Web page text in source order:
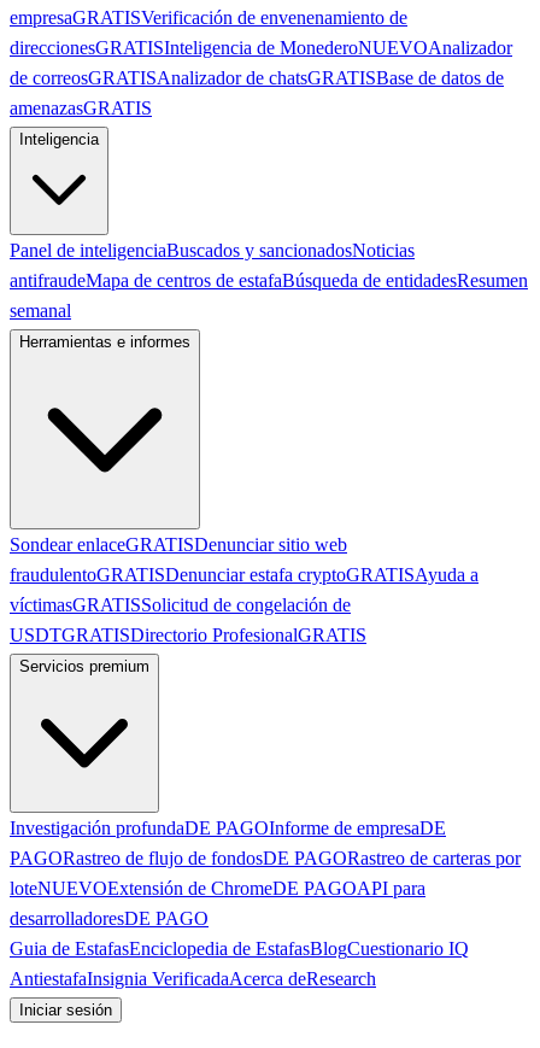
empresaGRATISVerificación de envenenamiento de
direccionesGRATISInteligencia de MonederoNUEVOAnalizador
de correosGRATISAnalizador de chatsGRATISBase de datos de
amenazasGRATIS
Inteligencia
Panel de inteligenciaBuscados y sancionadosNoticias
antifraudeMapa de centros de estafaBúsqueda de entidadesResumen
semanal
Herramientas e informes
Sondear enlaceGRATISDenunciar sitio web
fraudulentoGRATISDenunciar estafa cryptoGRATISAyuda a
víctimasGRATISSolicitud de congelación de
USDTGRATISDirectorio ProfesionalGRATIS
Servicios premium
Investigación profundaDE PAGOInforme de empresaDE
PAGORastreo de flujo de fondosDE PAGORastreo de carteras por
loteNUEVOExtensión de ChromeDE PAGOAPI para
desarrolladoresDE PAGO
Guia de EstafasEnciclopedia de EstafasBlogCuestionario IQ
AntiestafaInsignia VerificadaAcerca deResearch
Iniciar sesión